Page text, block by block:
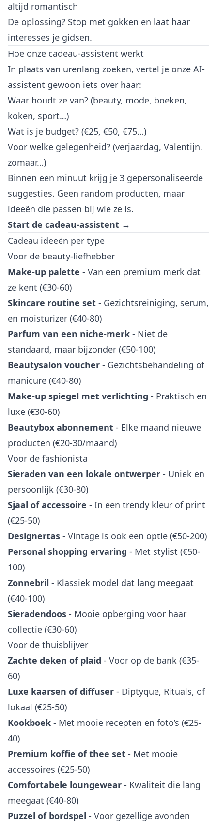
altijd romantisch
De oplossing? Stop met gokken en laat haar
interesses je gidsen.
Hoe onze cadeau-assistent werkt
In plaats van urenlang zoeken, vertel je onze AI-
assistent gewoon iets over haar:
Waar houdt ze van? (beauty, mode, boeken,
koken, sport…)
Wat is je budget? (€25, €50, €75…)
Voor welke gelegenheid? (verjaardag, Valentijn,
zomaar…)
Binnen een minuut krijg je 3 gepersonaliseerde
suggesties. Geen random producten, maar
ideeën die passen bij wie ze is.
Start de cadeau-assistent →
Cadeau ideeën per type
Voor de beauty-liefhebber
Make-up palette - Van een premium merk dat
ze kent (€30-60)
Skincare routine set - Gezichtsreiniging, serum,
en moisturizer (€40-80)
Parfum van een niche-merk - Niet de
standaard, maar bijzonder (€50-100)
Beautysalon voucher - Gezichtsbehandeling of
manicure (€40-80)
Make-up spiegel met verlichting - Praktisch en
luxe (€30-60)
Beautybox abonnement - Elke maand nieuwe
producten (€20-30/maand)
Voor de fashionista
Sieraden van een lokale ontwerper - Uniek en
persoonlijk (€30-80)
Sjaal of accessoire - In een trendy kleur of print
(€25-50)
Designertas - Vintage is ook een optie (€50-200)
Personal shopping ervaring - Met stylist (€50-
100)
Zonnebril - Klassiek model dat lang meegaat
(€40-100)
Sieradendoos - Mooie opberging voor haar
collectie (€30-60)
Voor de thuisblijver
Zachte deken of plaid - Voor op de bank (€35-
60)
Luxe kaarsen of diffuser - Diptyque, Rituals, of
lokaal (€25-50)
Kookboek - Met mooie recepten en foto’s (€25-
40)
Premium koffie of thee set - Met mooie
accessoires (€25-50)
Comfortabele loungewear - Kwaliteit die lang
meegaat (€40-80)
Puzzel of bordspel - Voor gezellige avonden